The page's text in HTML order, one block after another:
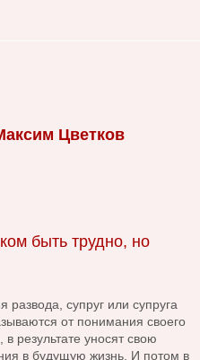
Цветков
быть трудно, но
супруг или супруга
от понимания своего
результате уносят свою
в будущую жизнь. И потом в